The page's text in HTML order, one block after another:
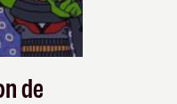
de